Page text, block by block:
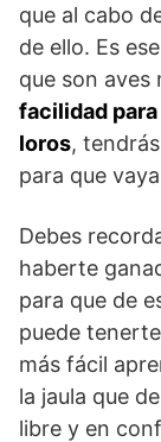
que al cabo
de ello. Es
que son aves
facilidad
loros,
para que vaya
Debes
haberte
para que de
puede
más fácil
la jaula que
libre y en